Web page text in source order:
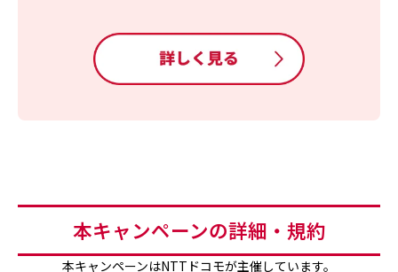
本キャンペーンの詳細・規約
本キャンペーンはNTTドコモが主催しています。